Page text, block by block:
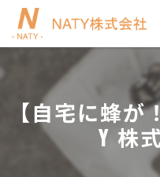
【自宅に蜂が
Y 株